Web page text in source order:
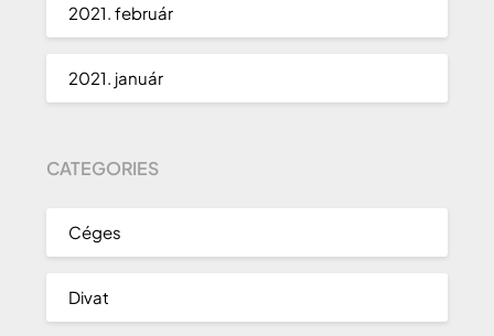
2021. február
2021. január
CATEGORIES
Céges
Divat